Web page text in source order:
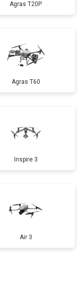
Agras T20P
Agras T60
Inspire 3
Air 3